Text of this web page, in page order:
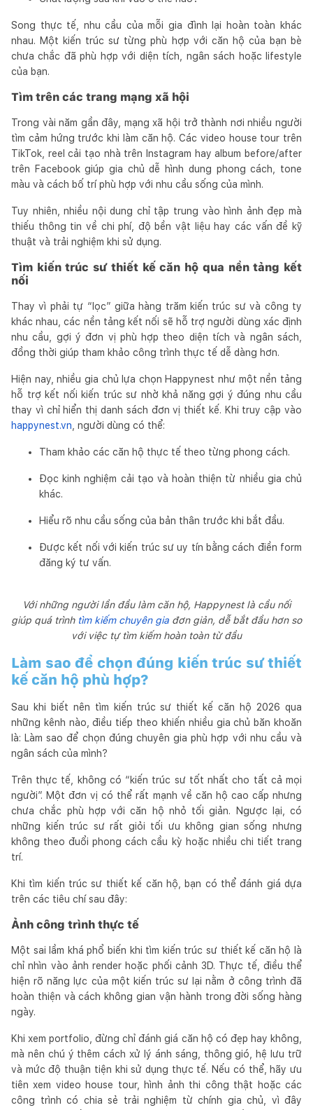
Song thực tế, nhu cầu của mỗi gia đình lại hoàn toàn khác
nhau. Một kiến trúc sư từng phù hợp với căn hộ của bạn bè
chưa chắc đã phù hợp với diện tích, ngân sách hoặc lifestyle
của bạn.
Tìm trên các trang mạng xã hội
Trong vài năm gần đây, mạng xã hội trở thành nơi nhiều người
tìm cảm hứng trước khi làm căn hộ. Các video house tour trên
TikTok, reel cải tạo nhà trên Instagram hay album before/after
trên Facebook giúp gia chủ dễ hình dung phong cách, tone
màu và cách bố trí phù hợp với nhu cầu sống của mình.
Tuy nhiên, nhiều nội dung chỉ tập trung vào hình ảnh đẹp mà
thiếu thông tin về chi phí, độ bền vật liệu hay các vấn đề kỹ
thuật và trải nghiệm khi sử dụng.
Tìm kiến trúc sư thiết kế căn hộ qua nền tảng kết
nối
Thay vì phải tự “lọc” giữa hàng trăm kiến trúc sư và công ty
khác nhau, các nền tảng kết nối sẽ hỗ trợ người dùng xác định
nhu cầu, gợi ý đơn vị phù hợp theo diện tích và ngân sách,
đồng thời giúp tham khảo công trình thực tế dễ dàng hơn.
Hiện nay, nhiều gia chủ lựa chọn Happynest như một nền tảng
hỗ trợ kết nối kiến trúc sư nhờ khả năng gợi ý đúng nhu cầu
thay vì chỉ hiển thị danh sách đơn vị thiết kế. Khi truy cập vào
happynest.vn , người dùng có thể:
Tham khảo các căn hộ thực tế theo từng phong cách.
Đọc kinh nghiệm cải tạo và hoàn thiện từ nhiều gia chủ
khác.
Hiểu rõ nhu cầu sống của bản thân trước khi bắt đầu.
Được kết nối với kiến trúc sư uy tín bằng cách điền form
đăng ký tư vấn.
Với những người lần đầu làm căn hộ, Happynest là cầu nối
giúp quá trình tìm kiếm chuyên gia đơn giản, dễ bắt đầu hơn so
với việc tự tìm kiếm hoàn toàn từ đầu
Làm sao để chọn đúng kiến trúc sư thiết
kế căn hộ phù hợp?
Sau khi biết nên tìm kiến trúc sư thiết kế căn hộ 2026 qua
những kênh nào, điều tiếp theo khiến nhiều gia chủ băn khoăn
là: Làm sao để chọn đúng chuyên gia phù hợp với nhu cầu và
ngân sách của mình?
Trên thực tế, không có “kiến trúc sư tốt nhất cho tất cả mọi
người”. Một đơn vị có thể rất mạnh về căn hộ cao cấp nhưng
chưa chắc phù hợp với căn hộ nhỏ tối giản. Ngược lại, có
những kiến trúc sư rất giỏi tối ưu không gian sống nhưng
không theo đuổi phong cách cầu kỳ hoặc nhiều chi tiết trang
trí.
Khi tìm kiến trúc sư thiết kế căn hộ, bạn có thể đánh giá dựa
trên các tiêu chí sau đây:
Ảnh công trình thực tế
Một sai lầm khá phổ biến khi tìm kiến trúc sư thiết kế căn hộ là
chỉ nhìn vào ảnh render hoặc phối cảnh 3D. Thực tế, điều thể
hiện rõ năng lực của một kiến trúc sư lại nằm ở công trình đã
hoàn thiện và cách không gian vận hành trong đời sống hàng
ngày.
Khi xem portfolio, đừng chỉ đánh giá căn hộ có đẹp hay không,
mà nên chú ý thêm cách xử lý ánh sáng, thông gió, hệ lưu trữ
và mức độ thuận tiện khi sử dụng thực tế. Nếu có thể, hãy ưu
tiên xem video house tour, hình ảnh thi công thật hoặc các
công trình có chia sẻ trải nghiệm từ chính gia chủ, vì đây